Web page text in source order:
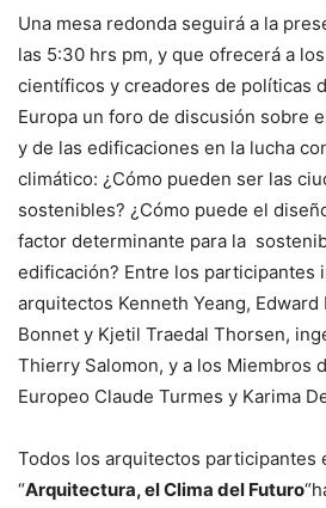
Una mesa redonda seguirá a la
las 5:30 hrs pm, y que ofrecerá a
científicos y creadores de políticas
Europa un foro de discusión sobre
y de las edificaciones en la lucha
climático: ¿Cómo pueden ser las
sostenibles? ¿Cómo puede el
factor determinante para la
edificación? Entre los participantes
arquitectos Kenneth Yeang,
Bonnet y Kjetil Traedal Thorsen,
Thierry Salomon, y a los Miembros
Europeo Claude Turmes y Karima
Todos los arquitectos participantes
“Arquitectura, el Clima del Futuro